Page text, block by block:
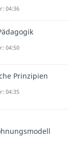
04:36
04:50
Prinzipien
04:35